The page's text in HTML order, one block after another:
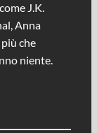
J.K.
Anna
che
niente.